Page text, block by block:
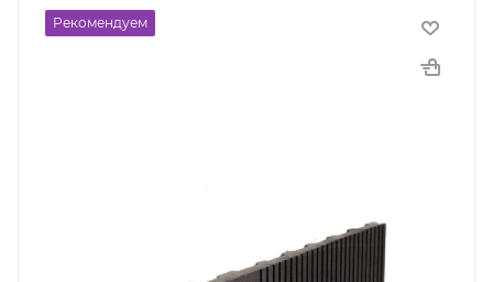
Рекомендуем